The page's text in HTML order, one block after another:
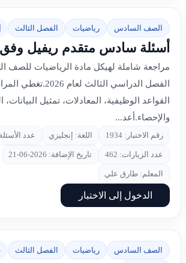
الصف السادس رياضيات الفصل الثالث
أسئلة سادس متقدم ريفيل وفق
مراجعة شاملة لهيكل مادة الرياضيات للصف
الفصل الدراسي الثالث
القواعد الوظيفية، المعادلات، تمثيل
والإحصاء.أعد...
رقم الاختبار: 1934 اللغة: إنجليزي عدد الأسئلة:
عدد الزيارات: 462 تاريخ الإضافة: 2026-06-21
المعلم: طارق علي
الدخول إلى الاختبار
الصف السادس رياضيات الفصل الثالث